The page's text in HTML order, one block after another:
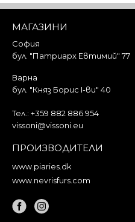
Добави в кошницата
МАГАЗИНИ
София
бул. "Патриарх Евтимий" 77
Варна
бул. "Княз Борис I-ви" 40
Тел.: +359 882 886 954
vissoni@vissoni.eu
ПРОИЗВОДИТЕЛИ
www.piaries.dk
www.nevrisfurs.com